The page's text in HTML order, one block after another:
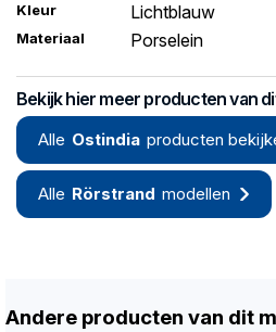
Kleur Lichtblauw
Materiaal Porselein
Bekijk hier meer producten van
Alle Ostindia producten
Alle Rörstrand modellen
Andere producten van dit